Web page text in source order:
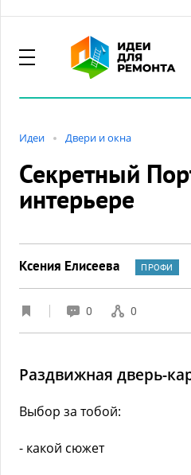
Идеи Двери и окна
Секретный
интерьере
Ксения Елисеева ПРОФИ
0 0
Раздвижная дверь-
Выбор за тобой:
- какой сюжет